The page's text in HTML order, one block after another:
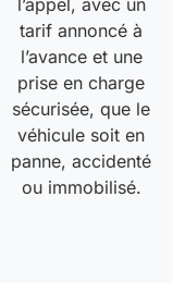
l’appel, avec un
tarif annoncé à
l’avance et une
prise en charge
sécurisée, que le
véhicule soit en
panne, accidenté
ou immobilisé.